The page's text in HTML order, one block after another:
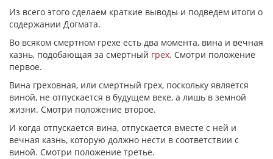
Из всего этого сделаем краткие выводы и подведем итоги о
содержании Догмата.
Во всяком смертном грехе есть два момента, вина и вечная
казнь, подобающая за смертный грех. Смотри положение
первое.
Вина греховная, или смертный грех, поскольку является
виной, не отпускается в будущем веке, а лишь в земной
жизни. Смотри положение второе.
И когда отпускается вина, отпускается вместе с ней и
вечная казнь, которую должно нести в соответствии с
виной. Смотри положение третье.